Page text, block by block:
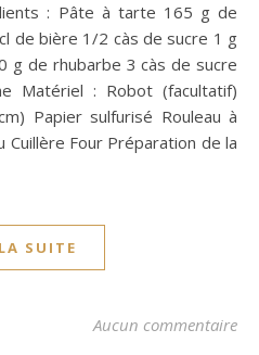
: Pâte à tarte 165 g de
de bière 1/2 càs de sucre 1 g
g de rhubarbe 3 càs de sucre
Matériel : Robot (facultatif)
Papier sulfurisé Rouleau à
Four Préparation de la
SUITE
Aucun commentaire